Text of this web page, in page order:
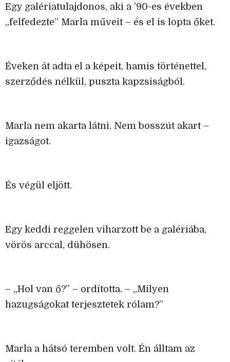
Egy galériatulajdonos, aki a ’90-es években
„felfedezte” Marla műveit – és el is lopta őket.
Éveken át adta el a képeit, hamis történettel,
szerződés nélkül, puszta kapzsiságból.
Marla nem akarta látni. Nem bosszút akart –
igazságot.
És végül eljött.
Egy keddi reggelen viharzott be a galériába,
vörös arccal, dühösen.
– „Hol van ő?” – ordította. – „Milyen
hazugságokat terjesztetek rólam?”
Marla a hátsó teremben volt. Én álltam az